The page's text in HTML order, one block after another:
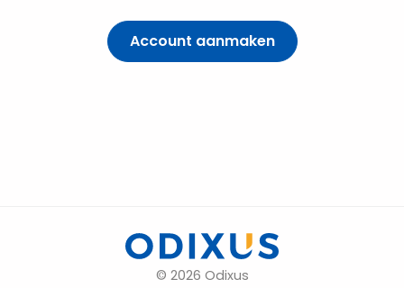
Account aanmaken
© 2026 Odixus